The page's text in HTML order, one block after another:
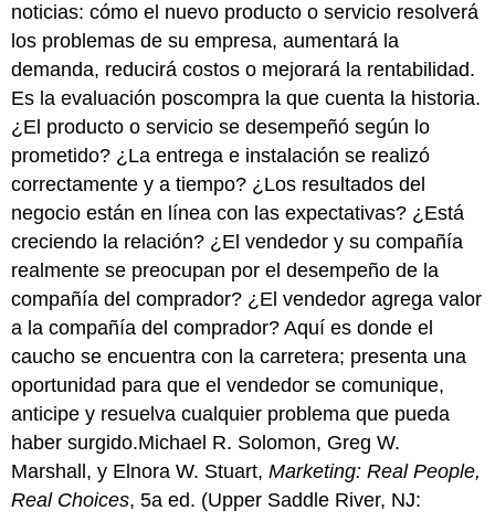
noticias: cómo el nuevo producto o servicio resolverá
los problemas de su empresa, aumentará la
demanda, reducirá costos o mejorará la rentabilidad.
Es la evaluación poscompra la que cuenta la historia.
¿El producto o servicio se desempeñó según lo
prometido? ¿La entrega e instalación se realizó
correctamente y a tiempo? ¿Los resultados del
negocio están en línea con las expectativas? ¿Está
creciendo la relación? ¿El vendedor y su compañía
realmente se preocupan por el desempeño de la
compañía del comprador? ¿El vendedor agrega valor
a la compañía del comprador? Aquí es donde el
caucho se encuentra con la carretera; presenta una
oportunidad para que el vendedor se comunique,
anticipe y resuelva cualquier problema que pueda
haber surgido.Michael R. Solomon, Greg W.
Marshall, y Elnora W. Stuart,Marketing: Real People,
Real Choices, 5a ed. (Upper Saddle River, NJ: